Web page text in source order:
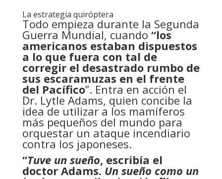
La estrategia quiróptera
Todo empieza durante la Segunda
Guerra Mundial, cuando “los
americanos estaban dispuestos
a lo que fuera con tal de
corregir el desastrado rumbo de
sus escaramuzas en el frente
del Pacífico”. Entra en acción el
Dr. Lytle Adams, quien concibe la
idea de utilizar a los mamíferos
más pequeños del mundo para
orquestar un ataque incendiario
contra los japoneses.
“Tuve un sueño, escribía el
doctor Adams. Un sueño como un